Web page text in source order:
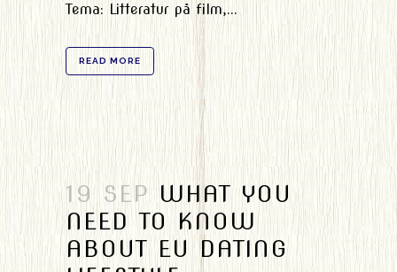
Tema: Litteratur på film,...
READ MORE
19 SEP WHAT YOU
NEED TO KNOW
ABOUT EU DATING